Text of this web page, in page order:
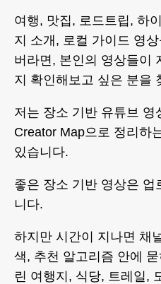
여행, 맛집, 로드트립, 하
지 소개, 로컬 가이드 영
버라면, 본인의 영상들이
지 확인해보고 싶은 분을
저는 장소 기반 유튜브 영
Creator Map으로 정리하
있습니다.
좋은 장소 기반 영상은 업
니다.
하지만 시간이 지나면 채
색, 추천 알고리즘 안에
린 여행지, 식당, 트레일,